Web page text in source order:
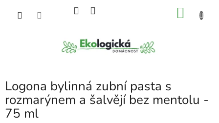
Logona bylinná zubní pasta s
rozmarýnem a šalvějí bez mentolu -
75 ml